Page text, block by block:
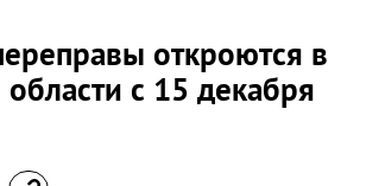
откроются в
с 15 декабря